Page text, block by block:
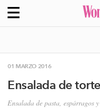
01 MARZO 2016
Ensalada de
Ensalada de pasta, espárragos